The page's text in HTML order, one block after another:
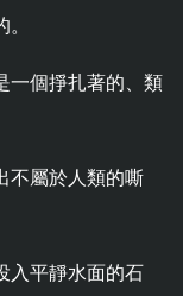
一個掙扎著的、類
不屬於人類的嘶
入平靜水面的石